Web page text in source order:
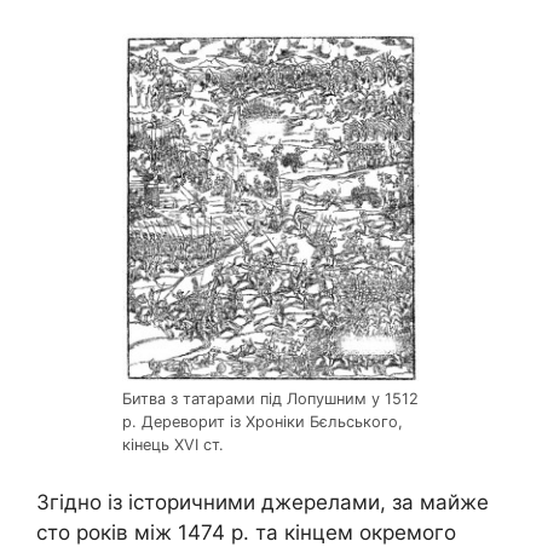
Битва з татарами під Лопушним у 1512
р. Дереворит із Хроніки Бєльського,
кінець XVI ст.
Згідно із історичними джерелами, за майже
сто років між 1474 р. та кінцем окремого